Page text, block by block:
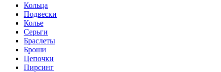
Кольца
Подвески
Колье
Серьги
Браслеты
Броши
Цепочки
Пирсинг